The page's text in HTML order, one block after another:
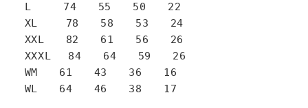
L 74 55 50 22
XL 78 58 53 24
XXL 82 61 56 26
XXXL 84 64 59 26
WM 61 43 36 16
WL 64 46 38 17